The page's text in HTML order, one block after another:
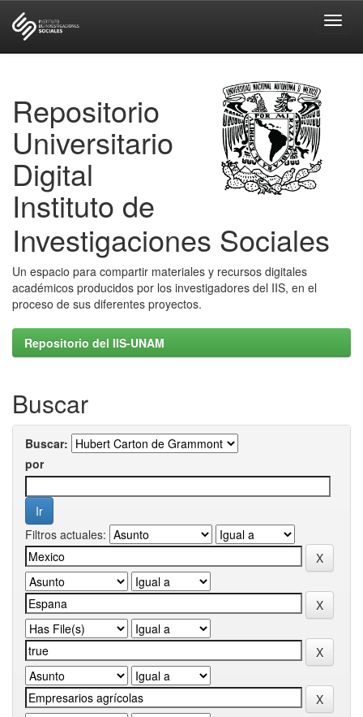
Repositorio
Universitario
Digital
Instituto de
Investigaciones Sociales
Un espacio para compartir materiales y recursos digitales
académicos producidos por los investigadores del IIS, en el
proceso de sus diferentes proyectos.
Repositorio del IIS-UNAM
Buscar
Buscar:
por
Filtros actuales: